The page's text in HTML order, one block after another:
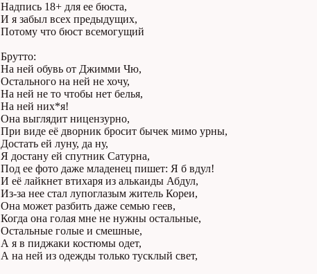
Надпись 18+ для ее бюста,
И я забыл всех предыдущих,
Потому что бюст всемогущий
Брутто:
На ней обувь от Джимми Чю,
Остального на ней не хочу,
На ней не то чтобы нет белья,
На ней них*я!
Она выглядит ницензурно,
При виде её дворник бросит бычек мимо урны,
Достать ей луну, да ну,
Я достану ей спутник Сатурна,
Под ее фото даже младенец пишет: Я б вдул!
И её лайкнет втихаря из алькаиды Абдул,
Из-за нее стал лупоглазым житель Кореи,
Она может разбить даже семью геев,
Когда она голая мне не нужны остальные,
Остальные голые и смешные,
А я в пиджаки костюмы одет,
А на ней из одежды только тусклый свет,